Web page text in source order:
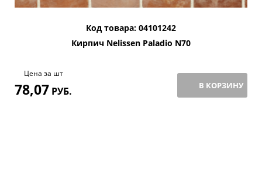
Код товара: 04101242
Кирпич Nelissen Paladio N70
Цена за шт
78,07 РУБ. В КОРЗИНУ